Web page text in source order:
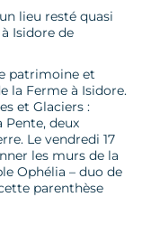
lieu resté quasi
Isidore de
patrimoine et
la Ferme à Isidore.
et Glaciers :
Pente, deux
Le vendredi 17
les murs de la
Ophélia – duo de
parenthèse